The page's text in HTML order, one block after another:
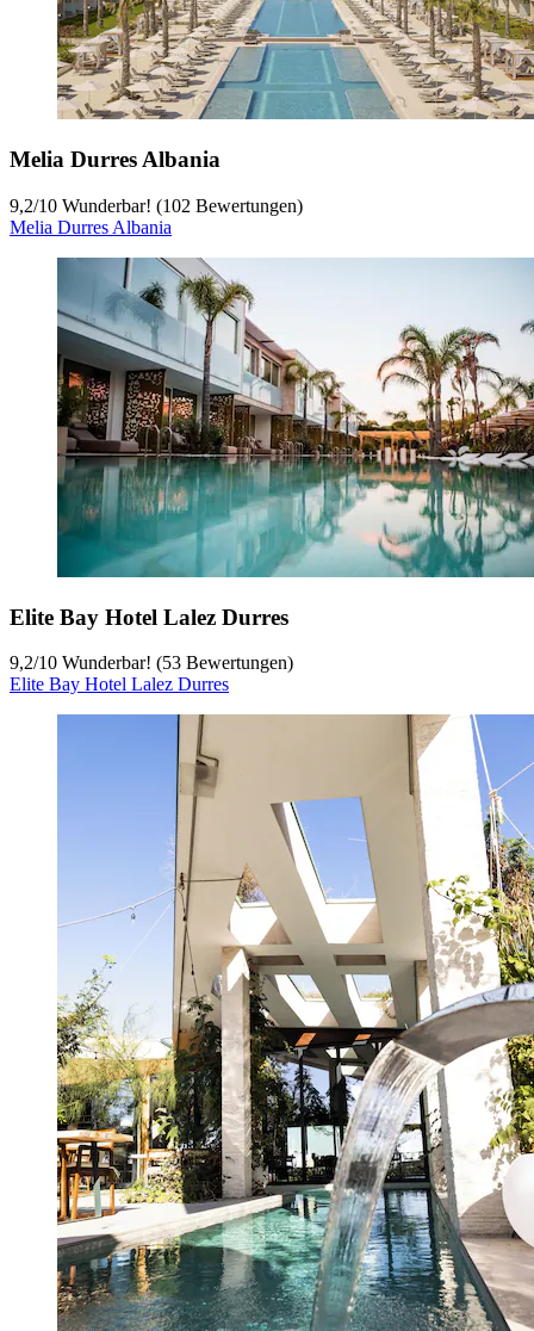
Melia Durres Albania
9,2/10 Wunderbar! (102 Bewertungen)
Melia Durres Albania
Elite Bay Hotel Lalez Durres
9,2/10 Wunderbar! (53 Bewertungen)
Elite Bay Hotel Lalez Durres